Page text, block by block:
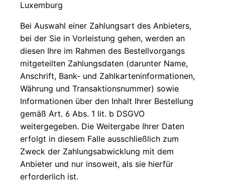
Luxemburg
Bei Auswahl einer Zahlungsart des Anbieters,
bei der Sie in Vorleistung gehen, werden an
diesen Ihre im Rahmen des Bestellvorgangs
mitgeteilten Zahlungsdaten (darunter Name,
Anschrift, Bank- und Zahlkarteninformationen,
Währung und Transaktionsnummer) sowie
Informationen über den Inhalt Ihrer Bestellung
gemäß Art. 6 Abs. 1 lit. b DSGVO
weitergegeben. Die Weitergabe Ihrer Daten
erfolgt in diesem Falle ausschließlich zum
Zweck der Zahlungsabwicklung mit dem
Anbieter und nur insoweit, als sie hierfür
erforderlich ist.